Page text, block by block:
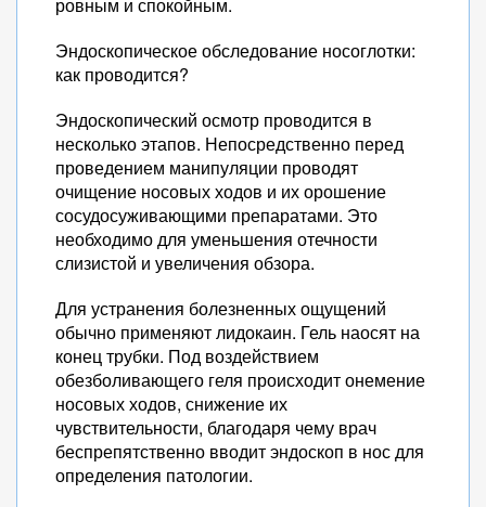
Эндоскопическое обследование носоглотки:
как проводится?
Эндоскопический осмотр проводится в
несколько этапов. Непосредственно перед
проведением манипуляции проводят
очищение носовых ходов и их орошение
сосудосуживающими препаратами. Это
необходимо для уменьшения отечности
слизистой и увеличения обзора.
Для устранения болезненных ощущений
обычно применяют лидокаин. Гель наосят на
конец трубки. Под воздействием
обезболивающего геля происходит онемение
носовых ходов, снижение их
чувствительности, благодаря чему врач
беспрепятственно вводит эндоскоп в нос для
определения патологии.